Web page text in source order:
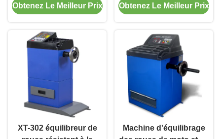
réglage rapide
Obtenez Le Meilleur Prix
pour la réparation
Obtenez Le Meilleur Prix
XT-302 équilibreur de
Machine d'équilibrage